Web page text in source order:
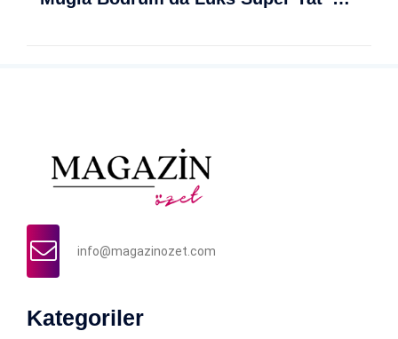
info@magazinozet.com
Kategoriler